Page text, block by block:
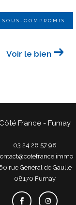
SOUS-COMPROMIS
Voir le bien
Côté France - Fumay
03 24 26 57 98
rue Général de Gaulle
08170
fumay